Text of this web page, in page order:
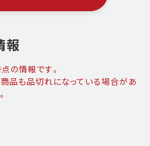
報
の情報です。
品も品切れになっている場合があ